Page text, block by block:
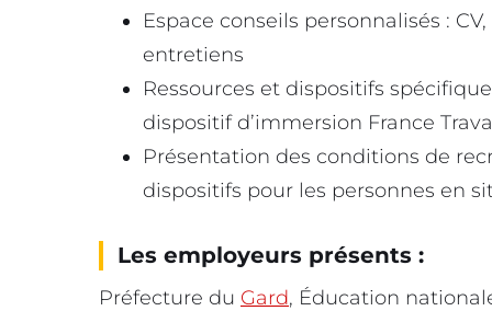
Espace conseils personnalisés :
entretiens
Ressources et dispositifs
dispositif d’immersion France
Présentation des conditions de
dispositifs pour les personnes en
Les employeurs présents :
Préfecture du Gard, Éducation